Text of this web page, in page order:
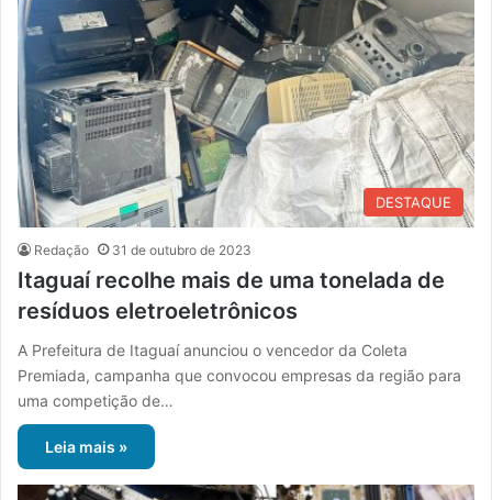
DESTAQUE
Redação 31 de outubro de 2023
Itaguaí recolhe mais de uma tonelada de
resíduos eletroeletrônicos
A Prefeitura de Itaguaí anunciou o vencedor da Coleta
Premiada, campanha que convocou empresas da região para
uma competição de…
Leia mais »